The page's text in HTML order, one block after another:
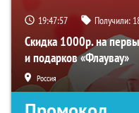
19:47:55 Получили:
Скидка 1000р. на
и подарков «Флаувау»
Россия